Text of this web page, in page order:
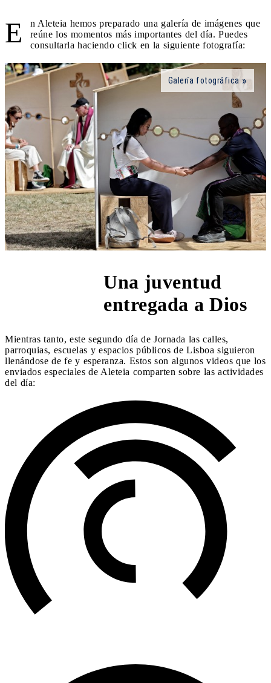
E
n Aleteia hemos preparado una galería de imágenes que
reúne los momentos más importantes del día. Puedes
consultarla haciendo click en la siguiente fotografía:
Galería fotográfica
Una juventud
entregada a Dios
Mientras tanto, este segundo día de Jornada las calles,
parroquias, escuelas y espacios públicos de Lisboa siguieron
llenándose de fe y esperanza. Estos son algunos videos que los
enviados especiales de Aleteia comparten sobre las actividades
del día: